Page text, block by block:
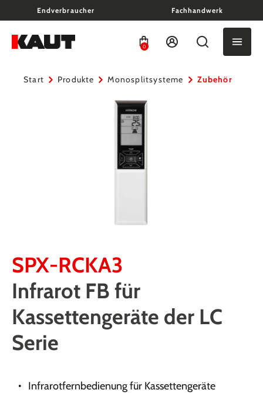
springenEndverbraucher Fachhandwerk
0
Start Produkte Monosplitsysteme Zubehör
SPX-RCKA3
Infrarot FB für
Kassettengeräte der LC
Serie
Infrarotfernbedienung für Kassettengeräte